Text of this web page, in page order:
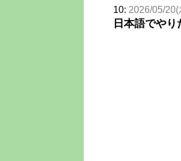
10: 2026/05/
日本語でや